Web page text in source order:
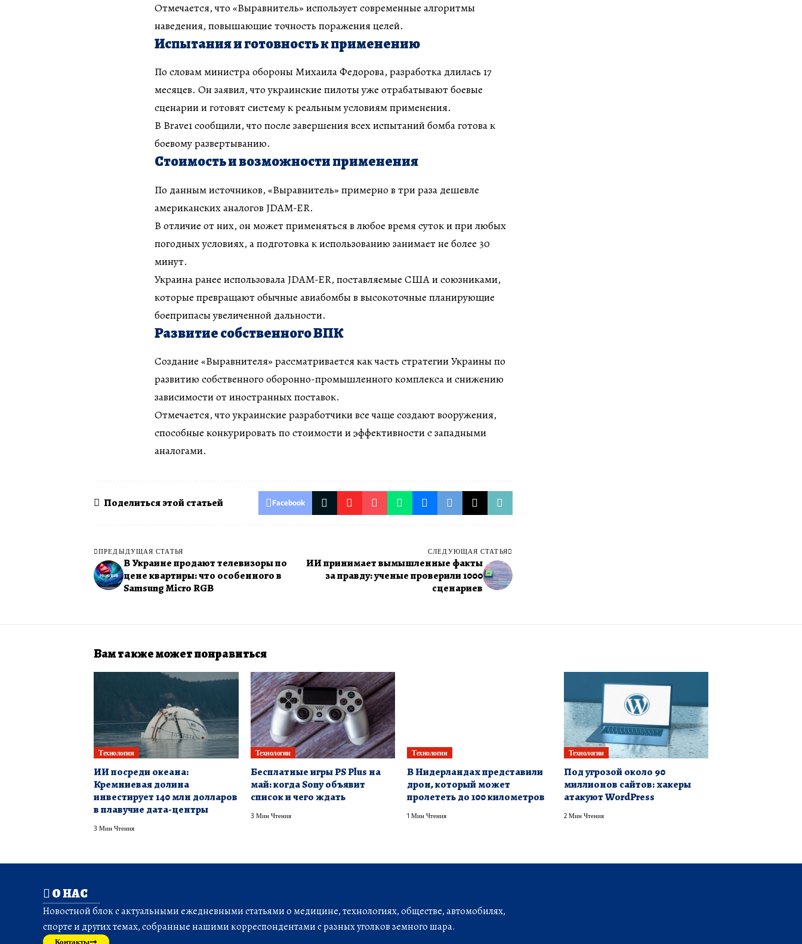
Отмечается, что «Выравнитель» использует современные алгоритмы
наведения, повышающие точность поражения целей.
Испытания и готовность к применению
По словам министра обороны Михаила Федорова, разработка длилась 17
месяцев. Он заявил, что украинские пилоты уже отрабатывают боевые
сценарии и готовят систему к реальным условиям применения.
В Brave1 сообщили, что после завершения всех испытаний бомба готова к
боевому развертыванию.
Стоимость и возможности применения
По данным источников, «Выравнитель» примерно в три раза дешевле
американских аналогов JDAM-ER.
В отличие от них, он может применяться в любое время суток и при любых
погодных условиях, а подготовка к использованию занимает не более 30
минут.
Украина ранее использовала JDAM-ER, поставляемые США и союзниками,
которые превращают обычные авиабомбы в высокоточные планирующие
боеприпасы увеличенной дальности.
Развитие собственного ВПК
Создание «Выравнителя» рассматривается как часть стратегии Украины по
развитию собственного оборонно-промышленного комплекса и снижению
зависимости от иностранных поставок.
Отмечается, что украинские разработчики все чаще создают вооружения,
способные конкурировать по стоимости и эффективности с западными
аналогами.
Поделиться этой статьей Facebook
ПРЕДЫДУЩАЯ СТАТЬЯ
В Украине продают телевизоры по
цене квартиры: что особенного в
Samsung Micro RGB
СЛЕДУЮЩАЯ СТАТЬЯ
ИИ принимает вымышленные факты
за правду: ученые проверили 1000
сценариев
Вам также может понравиться
Технологии
ИИ посреди океана:
Кремниевая долина
инвестирует 140 млн долларов
в плавучие дата-центры
3 Мин Чтения
Технологии
Бесплатные игры PS Plus на
май: когда Sony объявит
список и чего ждать
3 Мин Чтения
Технологии
В Нидерландах представили
дрон, который может
пролететь до 100 километров
1 Мин Чтения
Технологии
Под угрозой около 90
миллионов сайтов: хакеры
атакуют WordPress
2 Мин Чтения
О НАС
Новостной блок с актуальными ежедневными статьями о медицине, технологиях, обществе, автомобилях,
спорте и других темах, собранные нашими корреспондентами с разных уголков земного шара.
Контакты